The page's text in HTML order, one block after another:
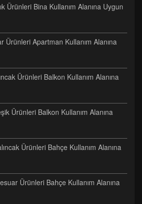
Ürünleri Bina Kullanım Alanına Uygun
Ürünleri Apartman Kullanım Alanına
Ürünleri Balkon Kullanım Alanına
Ürünleri Balkon Kullanım Alanına
Ürünleri Bahçe Kullanım Alanına
Ürünleri Bahçe Kullanım Alanına